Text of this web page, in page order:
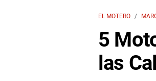
EL MOTERO
5
las